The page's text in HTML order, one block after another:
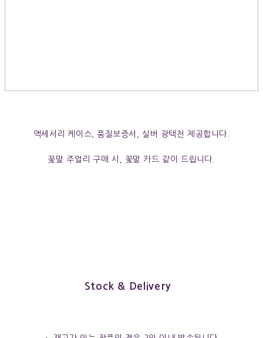
액세서리 케이스, 품질보증서, 실버 광택천 제공합니다.
꽃말 주얼리 구매 시, 꽃말 카드 같이 드립니다.
Stock & Delivery